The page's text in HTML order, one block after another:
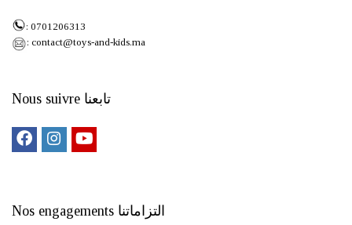
: 0701206313
: contact@toys-and-kids.ma
Nous suivre تابعنا
Nos engagements التزاماتنا